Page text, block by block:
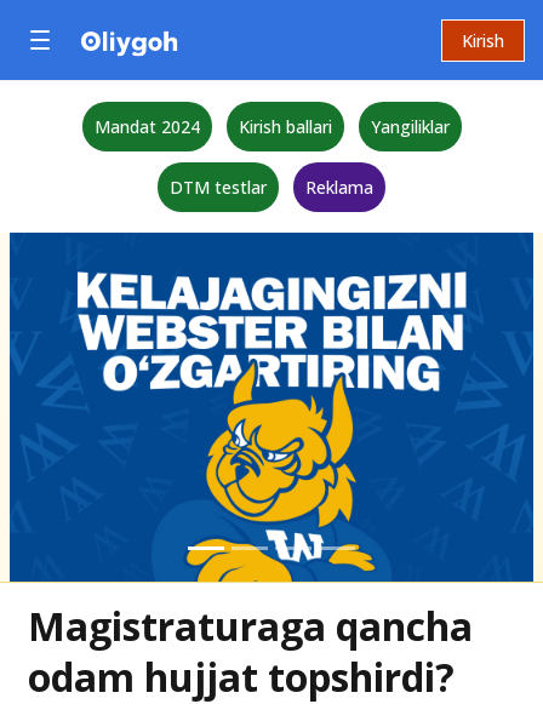
Kirish
Mandat 2024 Kirish ballari Yangiliklar
DTM testlar Reklama
Magistraturaga qancha
odam hujjat topshirdi?